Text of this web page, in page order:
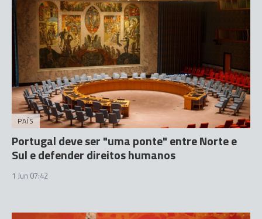
PAÍS
Portugal deve ser "uma ponte" entre Norte e
Sul e defender direitos humanos
1 Jun 07:42